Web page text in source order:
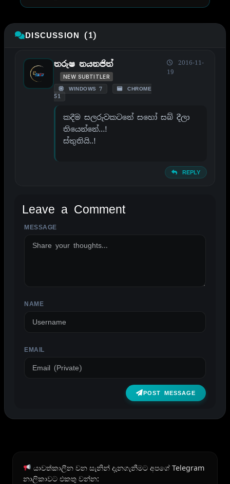
DISCUSSION (1)
තරුෂ නයනජිත්
NEW SUBTITLER
WINDOWS 7
CHROME
51
2016-11-
19
කදීම සලරුවකටනේ සහෝ සබ් දීලා
තියෙන්නේ…!
ස්තුතියි..!
REPLY
Leave a Comment
MESSAGE
NAME
EMAIL
POST MESSAGE
ALTERNATIVE:
යාවත්කාලීන වන සැනින් දැනගැනීමට අපගේ Telegram
නාලිකාවට එකතු වන්න: